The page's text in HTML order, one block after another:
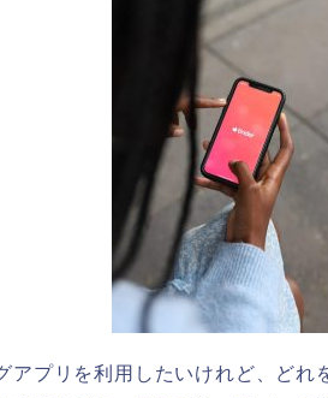
アプリを利用したいけれど、どれ